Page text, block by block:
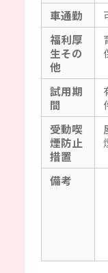
車通勤
福利厚
生その
他
試用期
間
受動喫
煙防止
措置
備考